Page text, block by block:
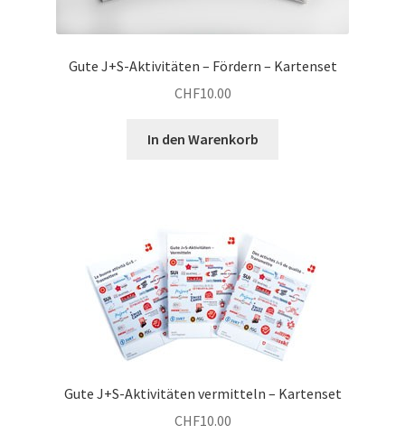
Gute J+S-Aktivitäten – Fördern – Kartenset
CHF10.00
In den Warenkorb
Gute J+S-Aktivitäten vermitteln – Kartenset
CHF10.00